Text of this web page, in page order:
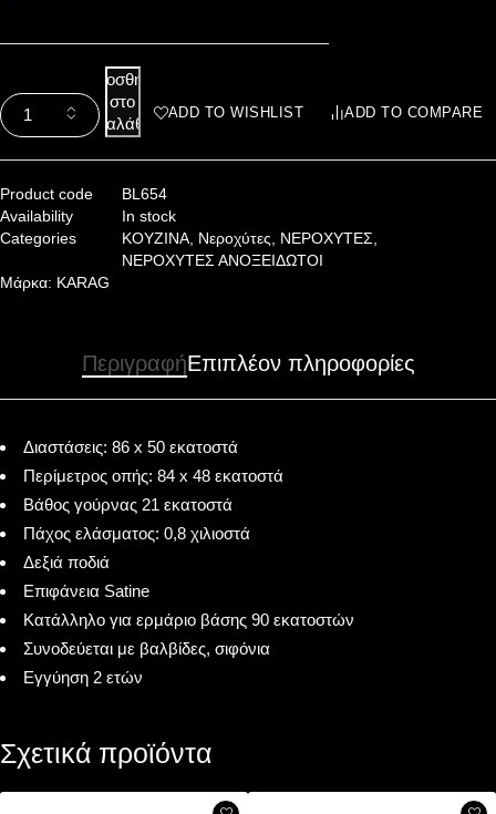
Προσθήκη
στο
καλάθι
ADD TO WISHLIST ADD TO COMPARE
Product code
BL654
Availability
In stock
Categories
ΚΟΥΖΙΝΑ, Νεροχύτες, ΝΕΡΟΧΥΤΕΣ,
ΝΕΡΟΧΥΤΕΣ ΑΝΟΞΕΙΔΩΤΟΙ
Μάρκα: KARAG
ΠεριγραφήΕπιπλέον πληροφορίες
Διαστάσεις: 86 x 50 εκατοστά
Περίμετρος οπής: 84 x 48 εκατοστά
Βάθος γούρνας 21 εκατοστά
Πάχος ελάσματος: 0,8 χιλιοστά
Δεξιά ποδιά
Επιφάνεια Satine
Κατάλληλο για ερμάριο βάσης 90 εκατοστών
Συνοδεύεται με βαλβίδες, σιφόνια
Εγγύηση 2 ετών
Σχετικά προϊόντα